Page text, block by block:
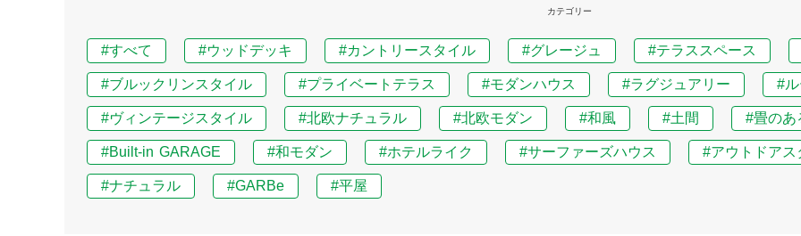
カテゴリー
#すべて #ウッドデッキ #カントリースタイル #グレージュ #テラススペース
#ブルックリンスタイル #プライベートテラス #モダンハウス #ラグジュアリー #
#ヴィンテージスタイル #北欧ナチュラル #北欧モダン #和風 #土間 #畳のあ
#Built-in GARAGE #和モダン #ホテルライク #サーファーズハウス #アウトドアス
#ナチュラル #GARBe #平屋